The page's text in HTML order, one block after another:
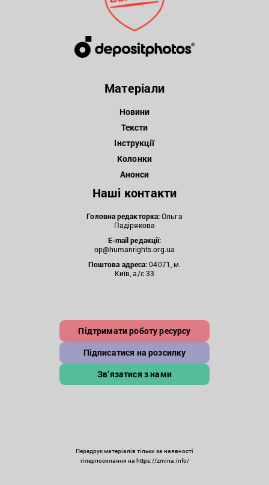
Матеріали
Новини
Тексти
Інструкції
Колонки
Анонси
Наші контакти
Головна редакторка:Ольга
Падірякова
E-mail редакції:
op@humanrights.org.ua
Поштова адреса:04071, м.
Київ, а/с 33
Підтримати роботу ресурсу
Підписатися на розсилку
Зв’язатися з нами
Передрук матеріалів тільки за наявності
гіперпосилання на https://zmina.info/